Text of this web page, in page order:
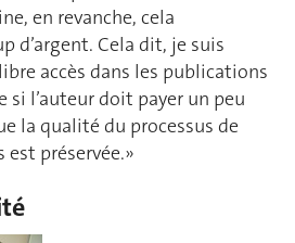
en revanche, cela
d’argent. Cela dit, je suis
accès dans les publications
l’auteur doit payer un peu
la qualité du processus de
est préservée.»